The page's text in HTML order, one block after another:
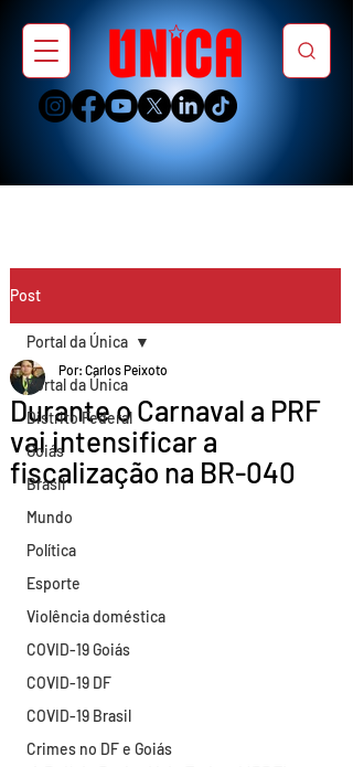
Post
Portal da Única
Distrito Federal
Goiás
Brasil
Mundo
Política
Esporte
Violência doméstica
COVID-19 Goiás
COVID-19 DF
COVID-19 Brasil
Crimes no DF e Goiás
Portal da Única
Durante o Carnaval a PRF
vai intensificar a
fiscalização na BR-040
Por: Carlos Peixoto